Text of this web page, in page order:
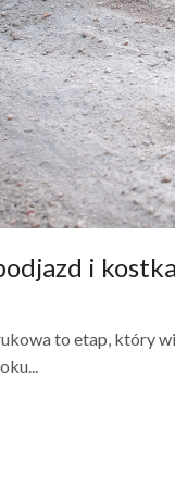
i
to etap, który